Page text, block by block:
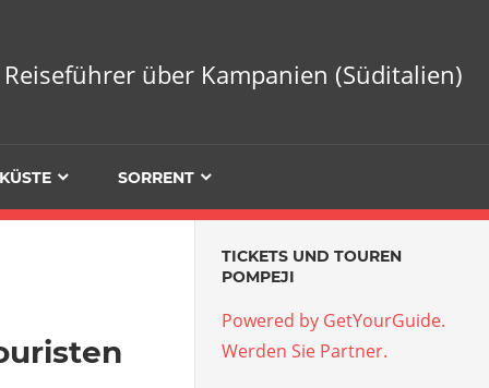
Reiseführer über Kampanien (Süditalien)
SORRENT
TICKETS UND TOUREN
POMPEJI
Powered by GetYourGuide.
Werden Sie Partner.